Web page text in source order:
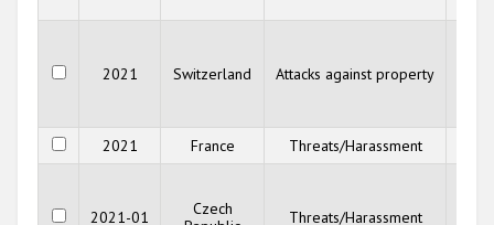
2021 Switzerland Attacks against property
2021
France Threats/Harassment
2021-01
Czech
Threats/Harassment